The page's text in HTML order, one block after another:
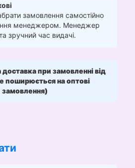
замовлення самостійно
менеджером. Менеджер
зручний час видачі.
при замовленні від
поширюється на оптові
замовлення)